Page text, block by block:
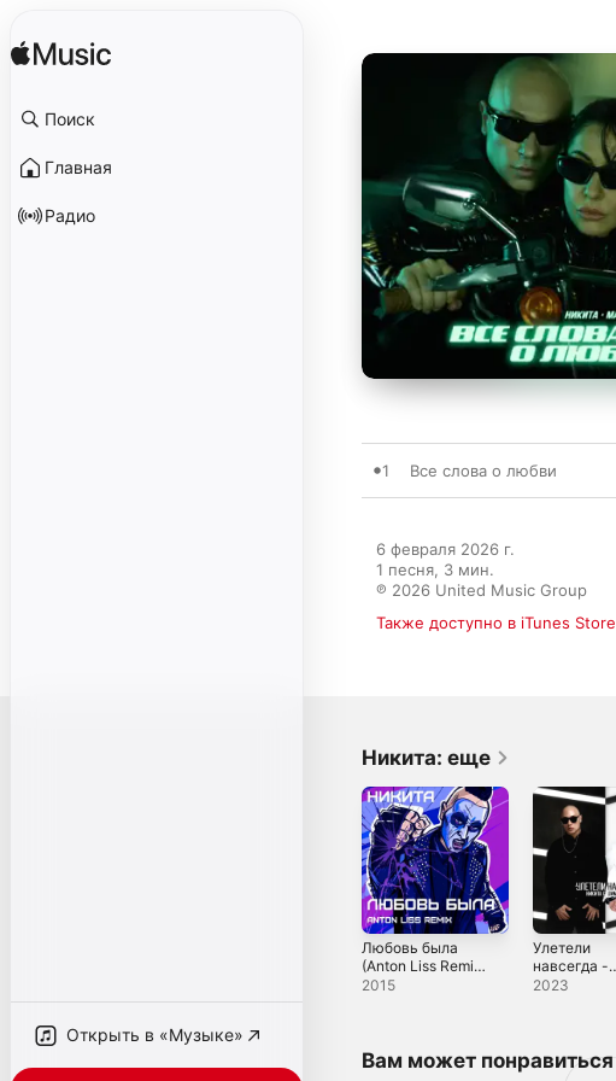
Поиск
Главная
Радио
Открыть в «Музыке»
1 Все слова о любви
6 февраля 2026 г.
1 песня, 3 мин.
℗ 2026 United Music Group
Также доступно в iTunes Store
Никита: еще
Любовь была
(Anton Liss Remix)
- Single
2015
Улетели
навсегда -
Single
2023
Вам может понравиться